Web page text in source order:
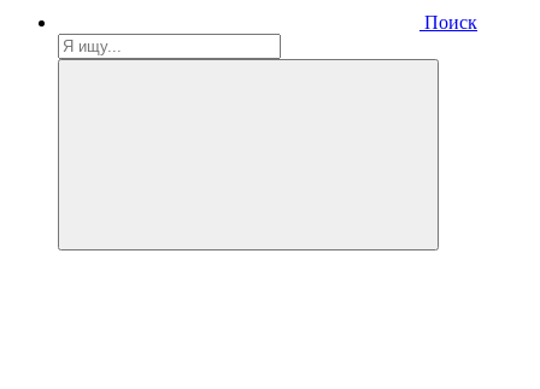
Поиск